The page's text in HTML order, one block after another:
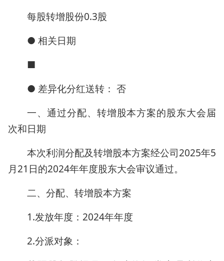
每股转增股份0.3股
● 相关日期
■
● 差异化分红送转： 否
一、通过分配、转增股本方案的股东大会届
次和日期
本次利润分配及转增股本方案经公司2025年5
月21日的2024年年度股东大会审议通过。
二、分配、转增股本方案
1.发放年度：2024年年度
2.分派对象：